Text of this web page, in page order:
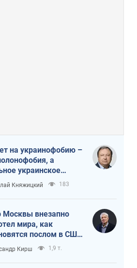
на украинофобию –
а
украинское
Княжицкий 183
Москвы внезапно
мира, как
послом в США
украинские топ-
Кирш 1,9 т.